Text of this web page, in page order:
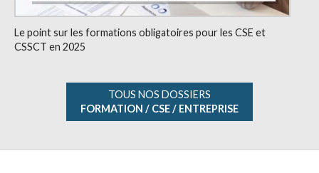
Le point sur les formations obligatoires pour les CSE et
CSSCT en 2025
TOUS NOS DOSSIERS
FORMATION / CSE / ENTREPRISE